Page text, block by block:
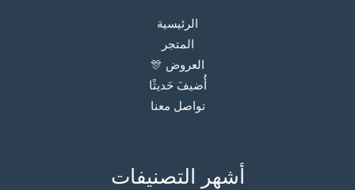
الرئيسية
المتجر
العروض 🎊
أُضيفَ حَديثًا
تواصل معنا
أشهر التصنيفات